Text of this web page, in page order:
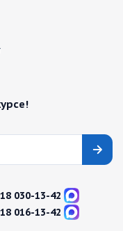
030-13-42
016-13-42